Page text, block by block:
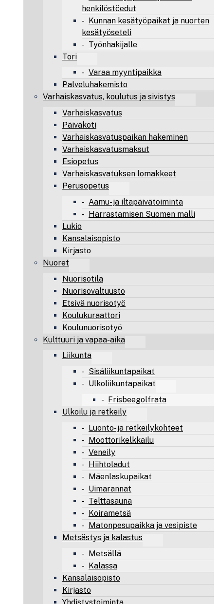
henkilöstöedut
Kunnan kesätyöpaikat ja nuorten
kesätyöseteli
Työnhakijalle
Tori
Varaa myyntipaikka
Palveluhakemisto
Varhaiskasvatus, koulutus ja sivistys
Varhaiskasvatus
Päiväkoti
Varhaiskasvatuspaikan hakeminen
Varhaiskasvatusmaksut
Esiopetus
Varhaiskasvatuksen lomakkeet
Perusopetus
Aamu- ja iltapäivätoiminta
Harrastamisen Suomen malli
Lukio
Kansalaisopisto
Kirjasto
Nuoret
Nuorisotila
Nuorisovaltuusto
Etsivä nuorisotyö
Koulukuraattori
Koulunuorisotyö
Kulttuuri ja vapaa-aika
Liikunta
Sisäliikuntapaikat
Ulkoliikuntapaikat
Frisbeegolfrata
Ulkoilu ja retkeily
Luonto- ja retkeilykohteet
Moottorikelkkailu
Veneily
Hiihtoladut
Mäenlaskupaikat
Uimarannat
Telttasauna
Koirametsä
Matonpesupaikka ja vesipiste
Metsästys ja kalastus
Metsällä
Kalassa
Kansalaisopisto
Kirjasto
Yhdistystoiminta